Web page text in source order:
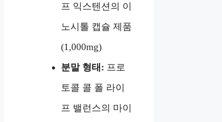
프 익스텐션의 이
노시톨 캡슐 제품
(1,000mg)
분말 형태: 프로
토콜 콜 폴 라이
프 밸런스의 마이